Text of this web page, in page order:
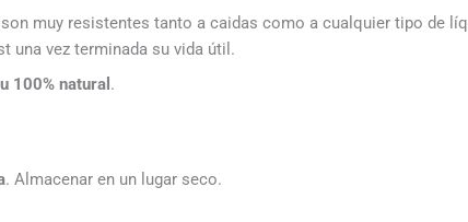
muy resistentes tanto a caidas como a cualquier tipo de
una vez terminada su vida útil.
100% natural .
. Almacenar en un lugar seco.